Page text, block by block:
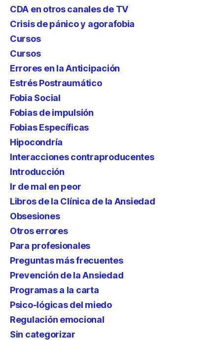
CDA en otros canales de TV
Crisis de pánico y agorafobia
Cursos
Cursos
Errores en la Anticipación
Estrés Postraumático
Fobia Social
Fobias de impulsión
Fobias Específicas
Hipocondría
Interacciones contraproducentes
Introducción
Ir de mal en peor
Libros de la Clínica de la Ansiedad
Obsesiones
Otros errores
Para profesionales
Preguntas más frecuentes
Prevención de la Ansiedad
Programas a la carta
Psico-lógicas del miedo
Regulación emocional
Sin categorizar